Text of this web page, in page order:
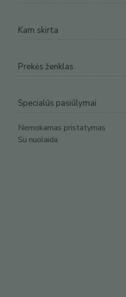
Kam skirta
Prekės ženklas
Specialūs pasiūlymai
Nemokamas pristatymas
Su nuolaida